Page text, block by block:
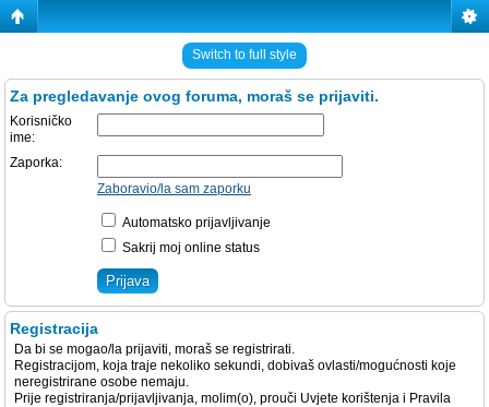
Switch to full style
Za pregledavanje ovog foruma, moraš se prijaviti.
Korisničko
ime:
Zaporka:
Zaboravio/la sam zaporku
Automatsko prijavljivanje
Sakrij moj online status
Registracija
Da bi se mogao/la prijaviti, moraš se registrirati.
Registracijom, koja traje nekoliko sekundi, dobivaš ovlasti/mogućnosti koje
neregistrirane osobe nemaju.
Prije registriranja/prijavljivanja, molim(o), prouči Uvjete korištenja i Pravila